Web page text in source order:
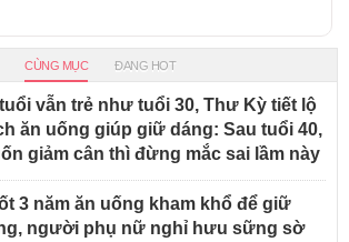
CÙNG MỤC ĐANG HOT
vẫn trẻ như tuổi 30, Thư Kỳ tiết lộ
ăn uống giúp giữ dáng: Sau tuổi 40,
giảm cân thì đừng mắc sai lầm này
3 năm ăn uống kham khổ để giữ
người phụ nữ nghỉ hưu sững sờ